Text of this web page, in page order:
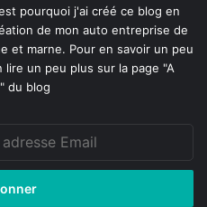
pourquoi j'ai créé ce blog en
de mon auto entreprise de
et marne. Pour en savoir un peu
lire un peu plus sur la page "A
du blog